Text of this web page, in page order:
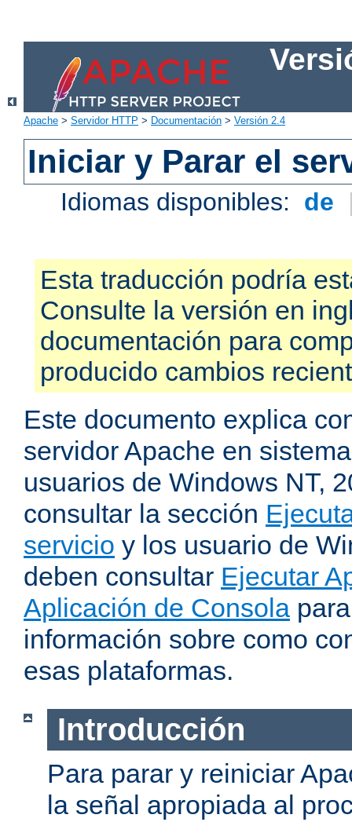
Apache > Servidor HTTP > Documentación > Versión 2.4
Iniciar y Parar el
Idiomas disponibles: de
Esta traducción podría
Consulte la versión en
documentación para
producido cambios
Este documento explica
servidor Apache en
usuarios de Windows NT,
consultar la sección
servicio y los usuario de
deben consultar Ejecutar
Aplicación de Consola
información sobre como
esas plataformas.
Introducción
Para parar y reiniciar
la señal apropiada al